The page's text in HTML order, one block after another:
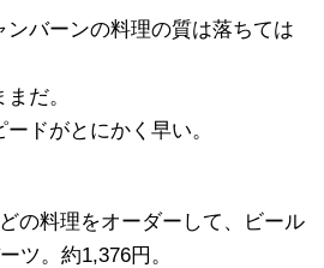
ンバーンの料理の質は落ちては
だ。
ドがとにかく早い。
の料理をオーダーして、ビール
ツ。約1,376円。